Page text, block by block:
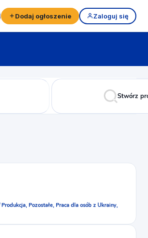
Dodaj ogłoszenie Zaloguj się
Stwórz
Produkcja, Pozostałe, Praca dla osób z Ukrainy,